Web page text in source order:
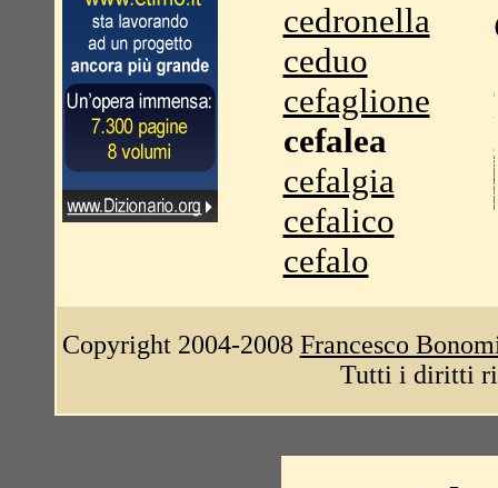
cedronella
ceduo
cefaglione
cefalea
cefalgia
cefalico
cefalo
Copyright 2004-2008 Francesco
Tutti i diritti